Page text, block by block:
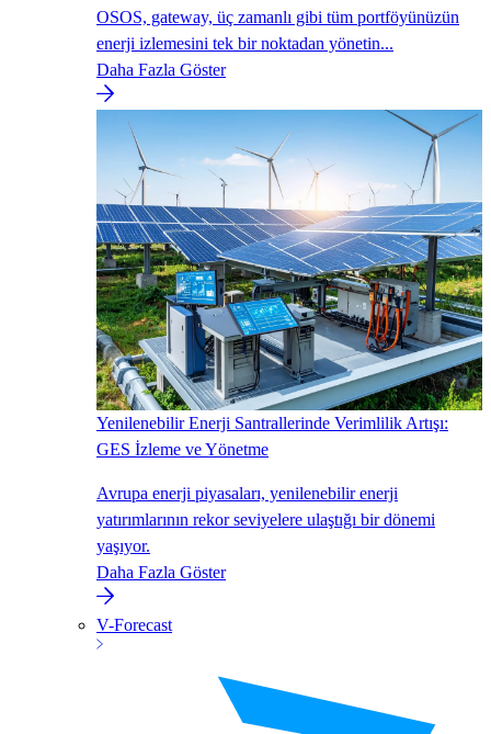
OSOS, gateway, üç zamanlı gibi tüm portföyünüzün
enerji izlemesini tek bir noktadan yönetin...
Daha Fazla Göster
Yenilenebilir Enerji Santrallerinde Verimlilik Artışı:
GES İzleme ve Yönetme
Avrupa enerji piyasaları, yenilenebilir enerji
yatırımlarının rekor seviyelere ulaştığı bir dönemi
yaşıyor.
Daha Fazla Göster
V-Forecast